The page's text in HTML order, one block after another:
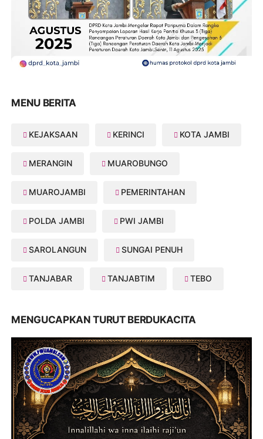
MENU BERITA
KEJAKSAAN KERINCI KOTA JAMBI
MERANGIN MUAROBUNGO
MUAROJAMBI PEMERINTAHAN
POLDA JAMBI PWI JAMBI
SAROLANGUN SUNGAI PENUH
TANJABAR TANJABTIM TEBO
MENGUCAPKAN TURUT BERDUKACITA